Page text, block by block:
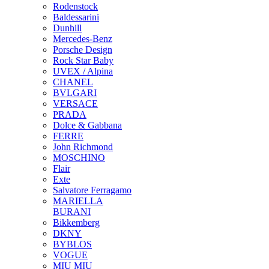
Rodenstock
Baldessarini
Dunhill
Mercedes-Benz
Porsche Design
Rock Star Baby
UVEX / Alpina
CHANEL
BVLGARI
VERSACE
PRADA
Dolce & Gabbana
FERRE
John Richmond
MOSCHINO
Flair
Exte
Salvatore Ferragamo
MARIELLA
BURANI
Bikkemberg
DKNY
BYBLOS
VOGUE
MIU MIU